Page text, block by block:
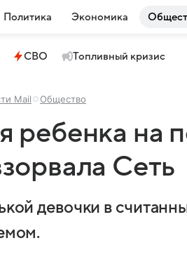
Политика Экономика
СВО Топливный кризис
Mail Общество
ребенка на
Сеть
девочки в